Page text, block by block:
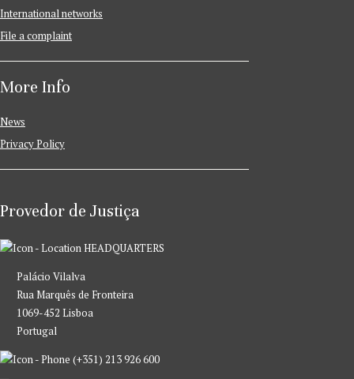
International networks
File a complaint
More Info
News
Privacy Policy
Provedor de Justiça
HEADQUARTERS
Palácio Vilalva
Rua Marquês de Fronteira
1069-452 Lisboa
Portugal
(+351) 213 926 600